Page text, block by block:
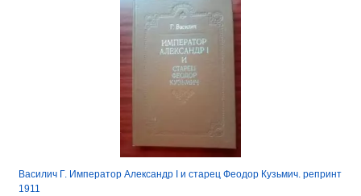
Василич Г. Император Александр I и старец Феодор Кузьмич. репринт
1911